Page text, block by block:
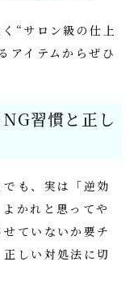
“サロン級の仕上
アイテムからぜひ
習慣と正し
も、実は「逆効
かれと思ってや
ていないか要チ
しい対処法に切